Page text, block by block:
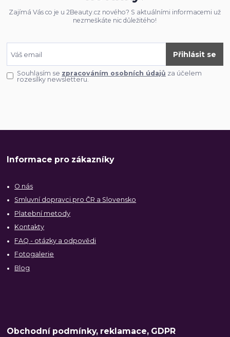
Zajímá Vás co je u 2Beauty.cz nového? S aktuálními informacemi už
nezmeškáte nic důležitého!
Přihlásit se
Souhlasím se zpracováním osobních údajů za účelem
rozesílky newsletteru.
Informace pro zákazníky
O nás
Smluvní dopravci pro ČR a Slovensko
Platební metody
Kontakty
FAQ - otázky a odpovědi
Fotogalerie
Blog
Obchodní podmínky, reklamace, GDPR